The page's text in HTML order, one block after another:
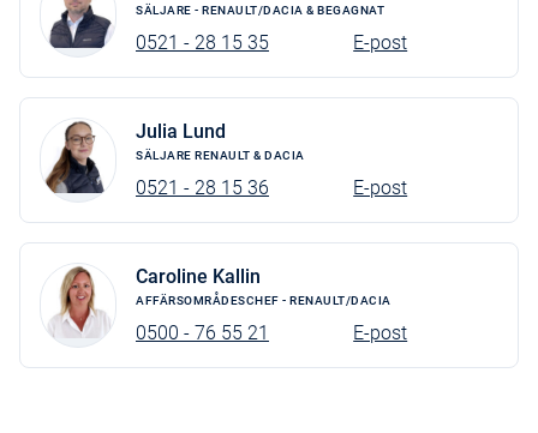
SÄLJARE - RENAULT/DACIA & BEGAGNAT
0521 - 28 15 35 E-post
Julia Lund
SÄLJARE RENAULT & DACIA
0521 - 28 15 36 E-post
Caroline Kallin
AFFÄRSOMRÅDESCHEF - RENAULT/DACIA
0500 - 76 55 21 E-post